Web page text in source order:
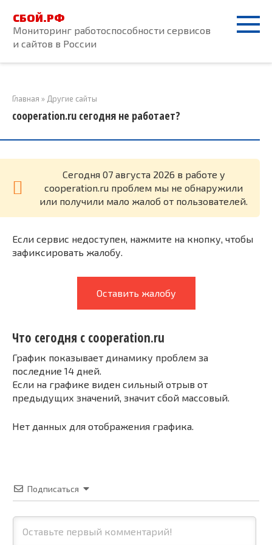
контенту
СБОЙ.РФ
Мониторинг работоспособности сервисов
и сайтов в России
Главная » Другие сайты
cooperation.ru сегодня не работает?
Cегодня 07 августа 2026 в работе у
cooperation.ru проблем мы не обнаружили
или получили мало жалоб от пользователей.
Если сервис недоступен, нажмите на кнопку, чтобы
зафиксировать жалобу.
Оставить жалобу
Что сегодня с cooperation.ru
График показывает динамику проблем за
последние 14 дней.
Если на графике виден сильный отрыв от
предыдущих значений, значит сбой массовый.
Нет данных для отображения графика.
Подписаться